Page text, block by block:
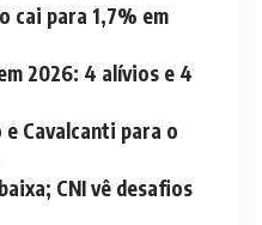
cai para 1,7% em
2026: 4 alívios e 4
Cavalcanti para o
CNI vê desafios